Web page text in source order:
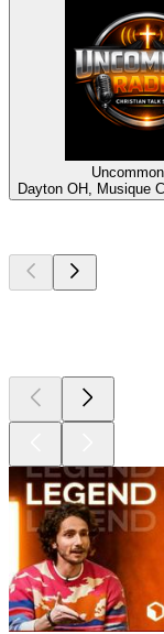
Dayton OH, Musique